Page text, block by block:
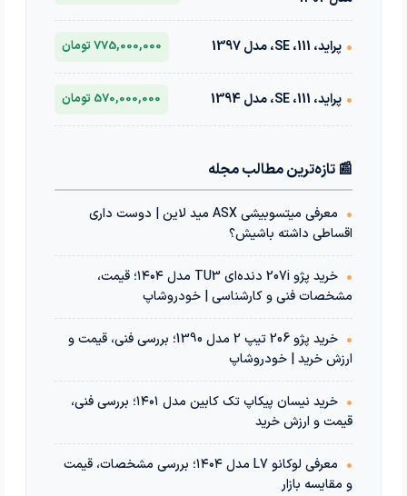
• پراید، 111، SE، مدل 1397 775,000,000 تومان
• پراید، 111، SE، مدل 1394 570,000,000 تومان
📰 تازه‌ترین مطالب مجله
•
معرفی میتسوبیشی ASX مید لاین | دوست داری
اقساطی داشته باشیش؟
•
خرید پژو 207i دنده‌ای TU3 مدل ۱۴۰۴؛ قیمت،
مشخصات فنی و کارشناسی | خودروشاپ
•
خرید پژو 206 تیپ 2 مدل 1390؛ بررسی فنی، قیمت و
ارزش خرید | خودروشاپ
•
خرید نیسان پیکاپ تک کابین مدل ۱۴۰۱؛ بررسی فنی،
قیمت و ارزش خرید
•
معرفی لوکانو L7 مدل ۱۴۰۴؛ بررسی مشخصات، قیمت
و مقایسه بازار